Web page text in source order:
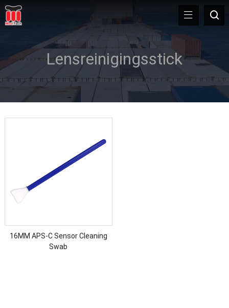
Lensreinigingsstick
16MM APS-C Sensor Cleaning
Swab